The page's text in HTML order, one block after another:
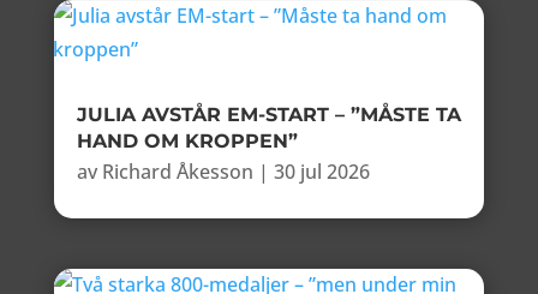
JULIA AVSTÅR EM-START – ”MÅSTE TA
HAND OM KROPPEN”
av Richard Åkesson | 30 jul 2026